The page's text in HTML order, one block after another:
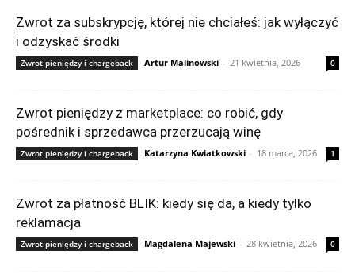
Zwrot za subskrypcję, której nie chciałeś: jak wyłączyć
i odzyskać środki
Zwrot pieniędzy i chargeback Artur Malinowski - 21 kwietnia, 2026 0
Zwrot pieniędzy z marketplace: co robić, gdy
pośrednik i sprzedawca przerzucają winę
Zwrot pieniędzy i chargeback Katarzyna Kwiatkowski - 18 marca, 2026 1
Zwrot za płatność BLIK: kiedy się da, a kiedy tylko
reklamacja
Zwrot pieniędzy i chargeback Magdalena Majewski - 28 kwietnia, 2026 0